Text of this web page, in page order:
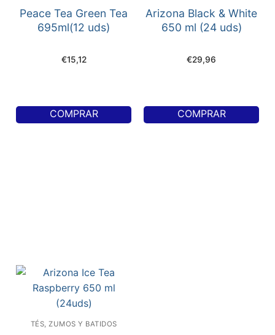
Peace Tea Green Tea
695ml(12 uds)
€15,12
COMPRAR
Arizona Black & White
650 ml (24 uds)
€29,96
COMPRAR
TÉS, ZUMOS Y BATIDOS